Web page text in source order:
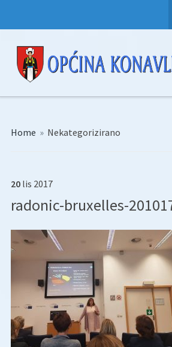
Home » Nekategorizirano
20 lis 2017
radonic-bruxelles-